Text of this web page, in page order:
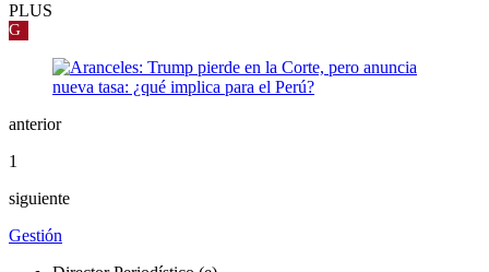
PLUS
G
anterior
1
siguiente
Gestión